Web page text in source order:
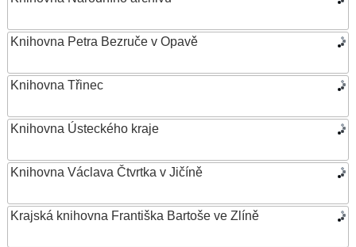
Knihovna Petra Bezruče v Opavě
Knihovna Třinec
Knihovna Ústeckého kraje
Knihovna Václava Čtvrtka v Jičíně
Krajská knihovna Františka Bartoše ve Zlíně